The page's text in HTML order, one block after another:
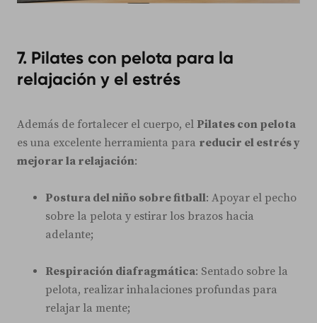
7. Pilates con pelota para la
relajación y el estrés
Además de fortalecer el cuerpo, el Pilates con pelota
es una excelente herramienta para reducir el estrés y
mejorar la relajación:
Postura del niño sobre fitball: Apoyar el pecho
sobre la pelota y estirar los brazos hacia
adelante;
Respiración diafragmática: Sentado sobre la
pelota, realizar inhalaciones profundas para
relajar la mente;